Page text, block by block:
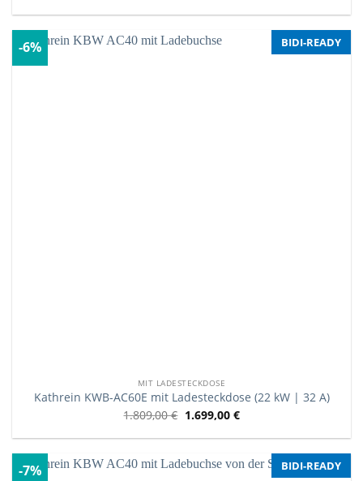
-6% BIDI-READY
MIT LADESTECKDOSE
Kathrein KWB-AC60E mit Ladesteckdose (22 kW | 32 A)
1.809,00€ 1.699,00 €
-7% BIDI-READY